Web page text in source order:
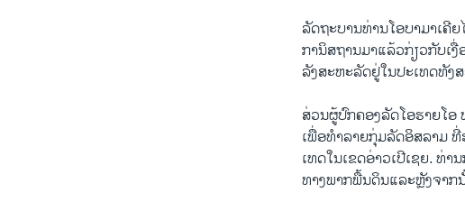
ລັດຖະບານ​ທ່ານ​ໂອ​ບາ​ມາເຄີ
ກາ​ນິສຖານ​ມາ​ແລ້ວກ່ຽວ​ກັບເ
ລັງ​ສະຫະລັດ​ຢູ່​ໃນ​ປະ​ເທດ​ທັງ​
ສ່ວນ​ຜູ້​ປົກຄອງ​ລັດ​ໂອຮາ​ຍ​ໂອ
ເພື່ອ​ທຳລາຍ​ກຸ່ມ​ລັດ​ອິສລາມ
ເທດ​ໃນ​ເຂ​ດອ່າວ​ເປີ​ເຊຍ. ທ່
ທາງ​ພາກພື້ນດິນ​ແລະ​ຫຼັງ​ຈາ